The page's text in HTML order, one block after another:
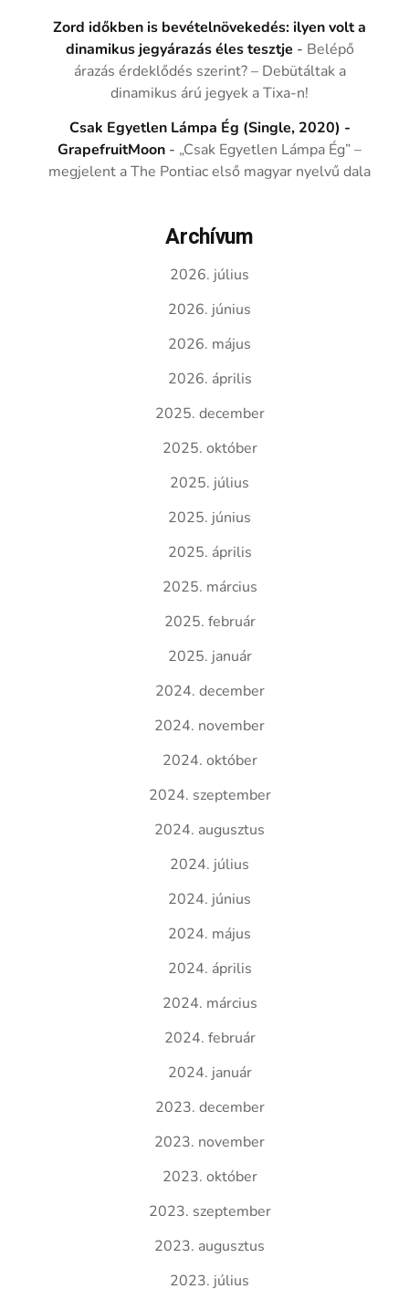
Zord időkben is bevételnövekedés: ilyen volt a
dinamikus jegyárazás éles tesztje - Belépő
árazás érdeklődés szerint? – Debütáltak a
dinamikus árú jegyek a Tixa-n!
Csak Egyetlen Lámpa Ég (Single, 2020) -
GrapefruitMoon - „Csak Egyetlen Lámpa Ég” –
megjelent a The Pontiac első magyar nyelvű dala
Archívum
2026. július
2026. június
2026. május
2026. április
2025. december
2025. október
2025. július
2025. június
2025. április
2025. március
2025. február
2025. január
2024. december
2024. november
2024. október
2024. szeptember
2024. augusztus
2024. július
2024. június
2024. május
2024. április
2024. március
2024. február
2024. január
2023. december
2023. november
2023. október
2023. szeptember
2023. augusztus
2023. július